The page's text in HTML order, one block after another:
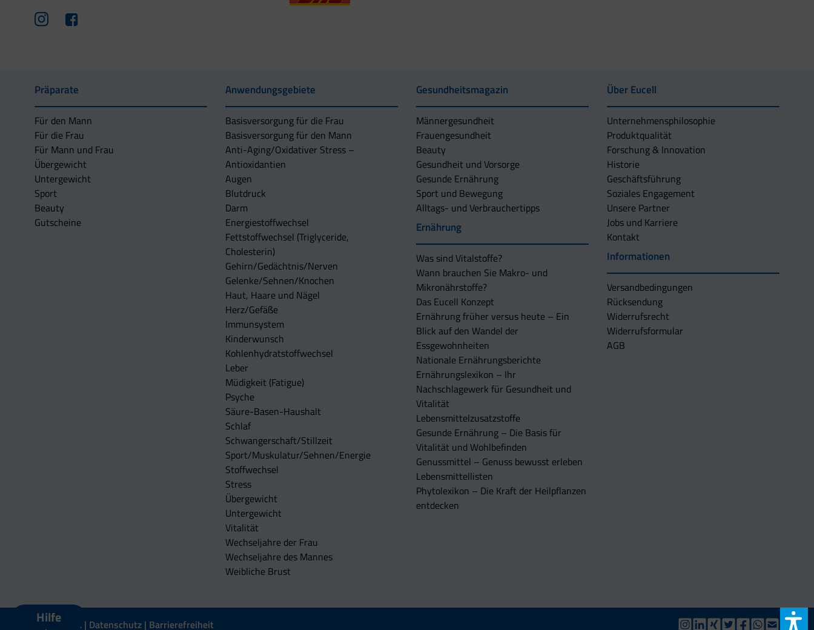
Präparate
Für den Mann
Für die Frau
Für Mann und Frau
Übergewicht
Untergewicht
Sport
Beauty
Gutscheine
Anwendungsgebiete
Basisversorgung für die Frau
Basisversorgung für den Mann
Anti-Aging/Oxidativer Stress –
Antioxidantien
Augen
Blutdruck
Darm
Energiestoffwechsel
Fettstoffwechsel (Triglyceride,
Cholesterin)
Gehirn/Gedächtnis/Nerven
Gelenke/Sehnen/Knochen
Haut, Haare und Nägel
Herz/Gefäße
Immunsystem
Kinderwunsch
Kohlenhydratstoffwechsel
Leber
Müdigkeit (Fatigue)
Psyche
Säure-Basen-Haushalt
Schlaf
Schwangerschaft/Stillzeit
Sport/Muskulatur/Sehnen/Energie
Stoffwechsel
Stress
Übergewicht
Untergewicht
Vitalität
Wechseljahre der Frau
Wechseljahre des Mannes
Weibliche Brust
Gesundheitsmagazin
Männergesundheit
Frauengesundheit
Beauty
Gesundheit und Vorsorge
Gesunde Ernährung
Sport und Bewegung
Alltags- und Verbrauchertipps
Ernährung
Was sind Vitalstoffe?
Wann brauchen Sie Makro- und
Mikronährstoffe?
Das Eucell Konzept
Ernährung früher versus heute – Ein
Blick auf den Wandel der
Essgewohnheiten
Nationale Ernährungsberichte
Ernährungslexikon – Ihr
Nachschlagewerk für Gesundheit und
Vitalität
Lebensmittelzusatzstoffe
Gesunde Ernährung – Die Basis für
Vitalität und Wohlbefinden
Genussmittel – Genuss bewusst erleben
Lebensmittellisten
Phytolexikon – Die Kraft der Heilpflanzen
entdecken
Über Eucell
Unternehmens­philosophie
Produktqualität
Forschung & Innovation
Historie
Geschäftsführung
Soziales Engagement
Unsere Partner
Jobs und Karriere
Kontakt
Informationen
Versandbedingungen
Rücksendung
Widerrufsrecht
Widerrufsformular
AGB
Impressum Datenschutz Barrierefreiheit
Hilfe